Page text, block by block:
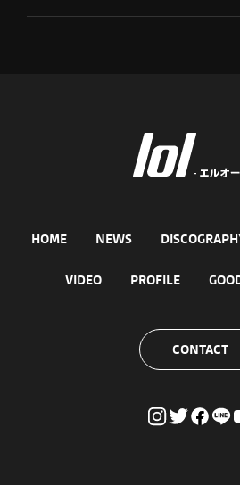
HOME NEWS
VIDEO PROFILE
CONTACT